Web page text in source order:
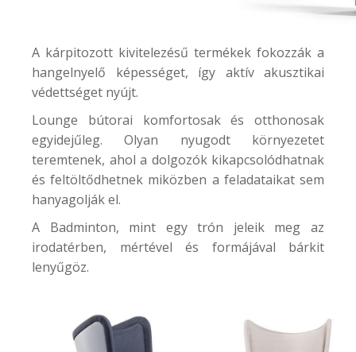
A kárpitozott kivitelezésű termékek fokozzák a
hangelnyelő képességet, így aktív akusztikai
védettséget nyújt.
Lounge bútorai komfortosak és otthonosak
egyidejűleg. Olyan nyugodt környezetet
teremtenek, ahol a dolgozók kikapcsolódhatnak
és feltöltődhetnek miközben a feladataikat sem
hanyagolják el.
A Badminton, mint egy trón jeleik meg az
irodatérben, mértével és formájával bárkit
lenyűgöz.